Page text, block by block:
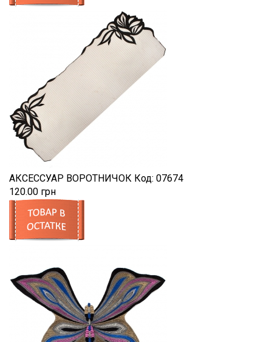
АКСЕССУАР ВОРОТНИЧОК Код: 07674
120.00 грн